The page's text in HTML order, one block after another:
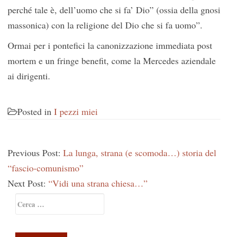
perché tale è, dell’uomo che si fa’ Dio” (ossia della gnosi
massonica) con la religione del Dio che si fa uomo”.
Ormai per i pontefici la canonizzazione immediata post
mortem e un fringe benefit, come la Mercedes aziendale
ai dirigenti.
Posted in I pezzi miei
Previous Post: La lunga, strana (e scomoda…) storia del
“fascio-comunismo”
Next Post: “Vidi una strana chiesa…”
Sidebar
per: